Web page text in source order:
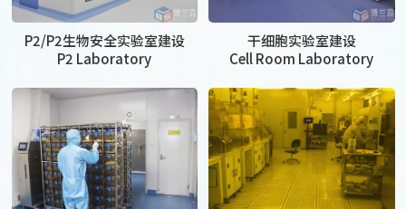
P2/P2生物安全实验室建设
P2 Laboratory
干细胞实验室建设
Cell Room Laboratory